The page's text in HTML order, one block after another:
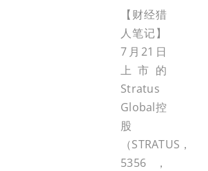
【财经猎
人笔记】
7月21日
上市的
Stratus
Global控
股
（STRATUS，
5356，